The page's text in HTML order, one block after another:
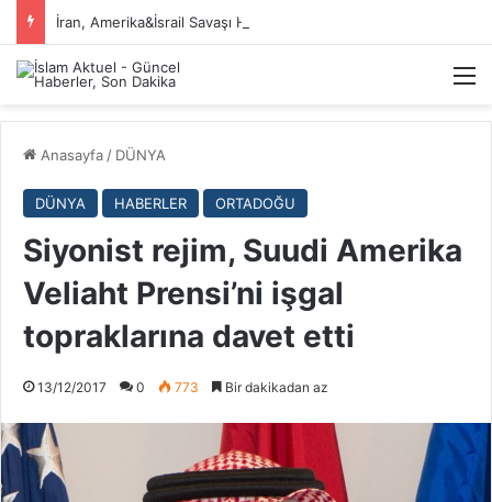
İran, Amerika&İsrail Savaşı Hakkında
Anasayfa / DÜNYA
DÜNYA HABERLER ORTADOĞU
Siyonist rejim, Suudi Amerika
Veliaht Prensi’ni işgal
topraklarına davet etti
13/12/2017 0 773 Bir dakikadan az